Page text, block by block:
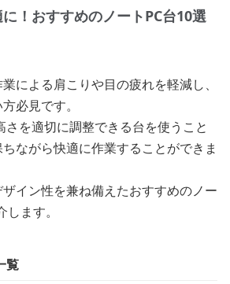
！おすすめのノートPC台10選
による肩こりや目の疲れを軽減し、
必見です。
さを適切に調整できる台を使うこと
ながら快適に作業することができま
イン性を兼ね備えたおすすめのノー
ます。
覧